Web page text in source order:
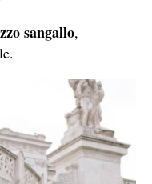
sangallo,